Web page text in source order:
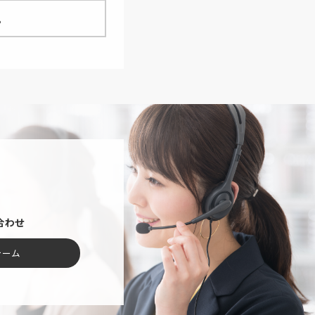
わせ
ム